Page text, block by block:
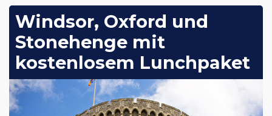
Windsor, Oxford und
Stonehenge mit
kostenlosem Lunchpaket